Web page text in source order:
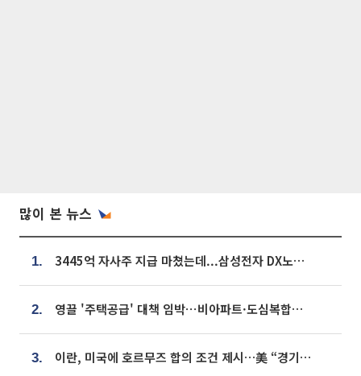
많이 본 뉴스
1. 3445억 자사주 지급 마쳤는데...삼성전자 DX노조, 뒤늦은 '떼쓰기 집회'
2. 영끌 '주택공급' 대책 임박⋯비아파트·도심복합까지 총동원
3. 이란, 미국에 호르무즈 합의 조건 제시…美 “경기 아직 안 끝나” [종합]